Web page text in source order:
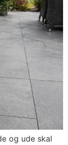
og ude skal